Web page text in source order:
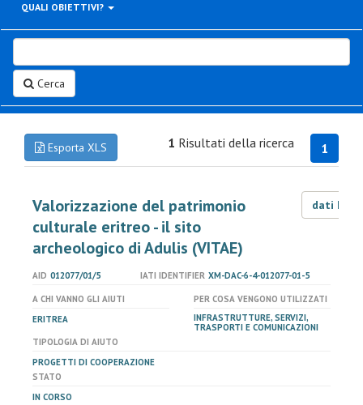
QUALI OBIETTIVI?
Cerca
Esporta XLS 1
1 Risultati della ricerca
Valorizzazione del patrimonio
culturale eritreo - il sito
archeologico di Adulis (VITAE)
dati LOD
AID 012077/01/5 IATI IDENTIFIER XM-DAC-6-4-012077-01-5
A CHI VANNO GLI AIUTI
ERITREA
PER COSA VENGONO UTILIZZATI
INFRASTRUTTURE, SERVIZI,
TRASPORTI E COMUNICAZIONI
TIPOLOGIA DI AIUTO
PROGETTI DI COOPERAZIONE
STATO
IN CORSO